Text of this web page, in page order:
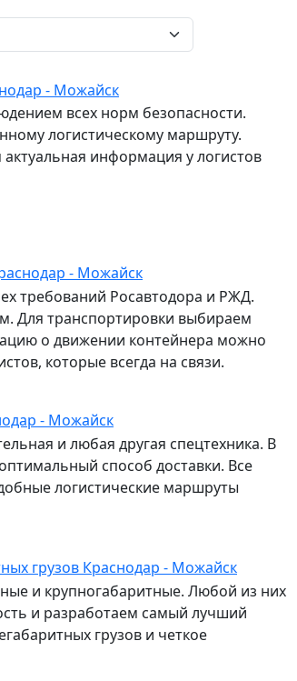
- Можайск
всех норм безопасности.
логистическому маршруту.
информация у логистов
- Можайск
требований Росавтодора и РЖД.
Для транспортировки выбираем
о движении контейнера можно
которые всегда на связи.
- Можайск
и любая другая спецтехника. В
способ доставки. Все
логистические маршруты
грузов Краснодар - Можайск
и крупногабаритные. Любой из них
и разработаем самый лучший
грузов и четкое